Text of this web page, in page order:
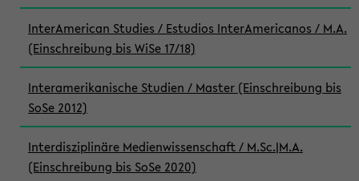
InterAmerican Studies / Estudios InterAmericanos / M.A.
(Einschreibung bis WiSe 17/18)
Interamerikanische Studien / Master (Einschreibung bis
SoSe 2012)
Interdisziplinäre Medienwissenschaft / M.Sc.|M.A.
(Einschreibung bis SoSe 2020)